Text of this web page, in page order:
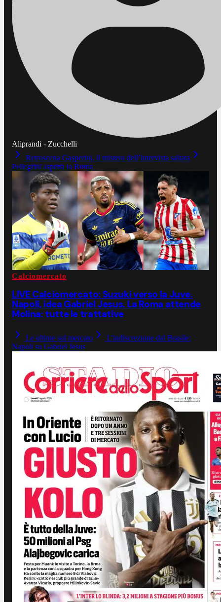
Aliprandi - Zucchelli
Retroscena Gasperini, il mistero dell’intervista saltata
Pellegrini aspetta la Roma
Calciomercato
LIVE Calciomercato: Suzuki verso la Juve.
Napoli, idea Gabriel Jesus. La Roma attende
Molina: tutte le trattative
Le ultime sul mercato
L'indiscrezione dal Brasile:
Napoli su Gabriel Jesus